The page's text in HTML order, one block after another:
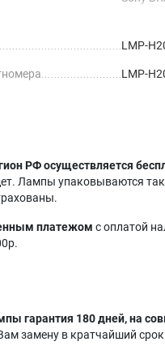
VW70
VW80
Sony
LMP-
LMP-
РФ осуществляется
Лампы упаковываются
платежом с оплатой
гарантия 180 дней, на
замену в кратчайший срок.